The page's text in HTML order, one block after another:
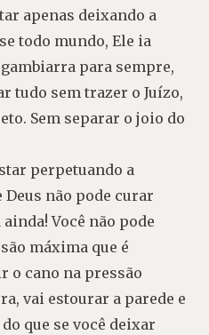
apenas deixando a
todo mundo, Ele ia
para sempre,
tudo sem trazer o Juízo,
Sem separar o joio do
perpetuando a
não pode curar
Você não pode
máxima que é
o cano na pressão
vai estourar a parede e
que se você deixar